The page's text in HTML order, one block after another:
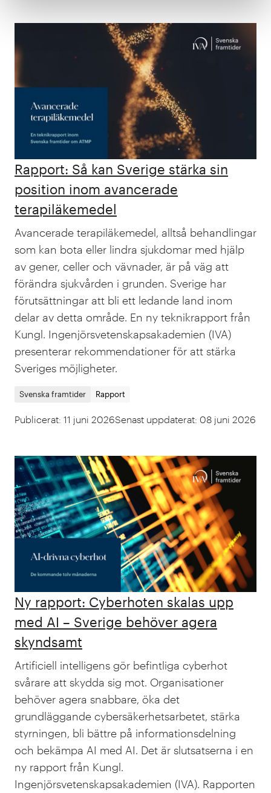
Rapport: Så kan Sverige stärka sin
position inom avancerade
terapiläkemedel
Avancerade terapiläkemedel, alltså behandlingar
som kan bota eller lindra sjukdomar med hjälp
av gener, celler och vävnader, är på väg att
förändra sjukvården i grunden. Sverige har
förutsättningar att bli ett ledande land inom
delar av detta område. En ny teknikrapport från
Kungl. Ingenjörsvetenskapsakademien (IVA)
presenterar rekommendationer för att stärka
Sveriges möjligheter.
Svenska framtider Rapport
Publicerat: 11 juni 2026Senast uppdaterat: 08 juni 2026
Ny rapport: Cyberhoten skalas upp
med AI – Sverige behöver agera
skyndsamt
Artificiell intelligens gör befintliga cyberhot
svårare att skydda sig mot. Organisationer
behöver agera snabbare, öka det
grundläggande cybersäkerhetsarbetet, stärka
styrningen, bli bättre på informationsdelning
och bekämpa AI med AI. Det är slutsatserna i en
ny rapport från Kungl.
Ingenjörsvetenskapsakademien (IVA). Rapporten